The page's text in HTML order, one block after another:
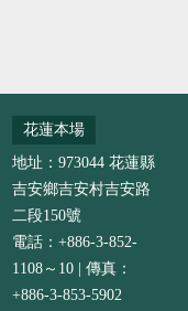
花蓮本場
地址：973044 花蓮縣
吉安鄉吉安村吉安路
二段150號
電話：+886-3-852-
1108～10 | 傳真：
+886-3-853-5902